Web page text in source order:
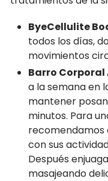
ByeCellulite
todos los días,
movimientos
Barro
a la semana en
mantener
minutos. Para
con sus
Después
masajeando